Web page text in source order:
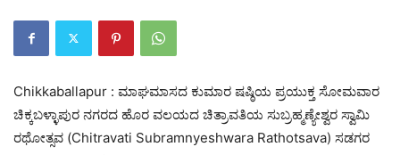
Chikkaballapur : ಮಾಘಮಾಸದ ಕುಮಾರ ಷಷ್ಠಿಯ ಪ್ರಯುಕ್ತ ಸೋಮವಾರ
ಚಿಕ್ಕಬಳ್ಳಾಪುರ ನಗರದ ಹೊರ ವಲಯದ ಚಿತ್ರಾವತಿಯ ಸುಬ್ರಹ್ಮಣ್ಯೇಶ್ವರ ಸ್ವಾಮಿ
ರಥೋತ್ಸವ (Chitravati Subramnyeshwara Rathotsava) ಸಡಗರ